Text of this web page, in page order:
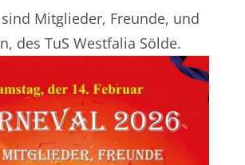
Mitglieder, Freunde, und
des TuS Westfalia Sölde.